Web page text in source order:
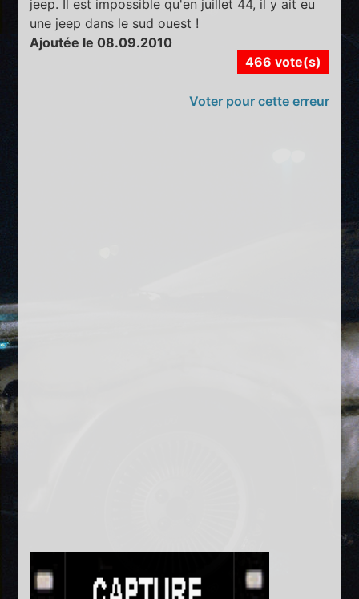
jeep. Il est impossible qu'en juillet 44, il y ait eu
une jeep dans le sud ouest !
Ajoutée le 08.09.2010
466 vote(s)
Voter pour cette erreur